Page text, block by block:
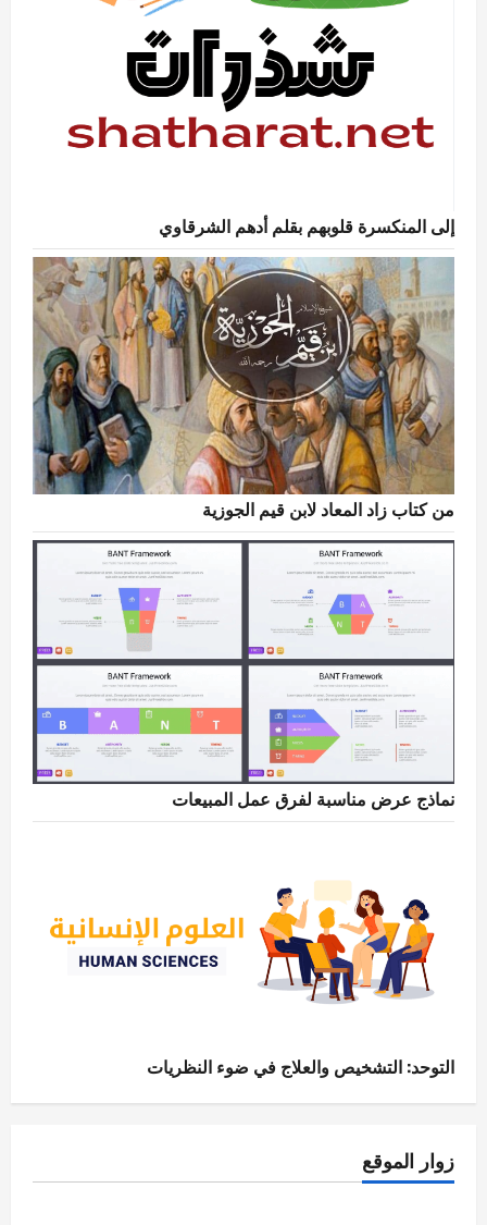
إلى المنكسرة قلوبهم بقلم أدهم الشرقاوي
من كتاب زاد المعاد لابن قيم الجوزية
نماذج عرض مناسبة لفرق عمل المبيعات
التوحد: التشخيص والعلاج في ضوء النظريات
زوار الموقع